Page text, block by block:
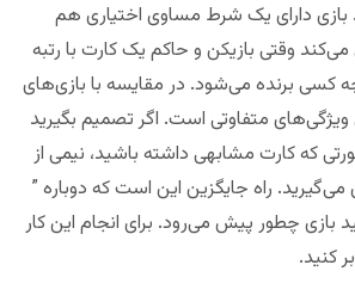
بازی دارای یک شرط مساوی اختیاری هم
وقتی بازیکن و حاکم یک کارت با رتبه
کسی برنده می‌شود. در مقایسه با بازی‌های
ویژگی‌های متفاوتی است. اگر تصمیم بگیرید
که کارت مشابهی داشته باشید، نیمی از
راه جایگزین این است که دوباره ”
بازی چطور پیش می‌رود. برای انجام این کار
کنید.